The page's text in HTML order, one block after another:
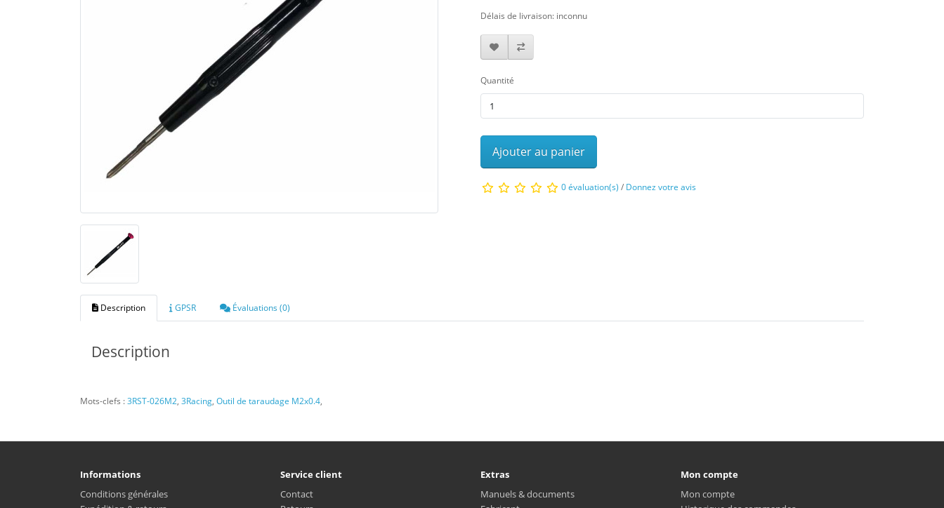
Délais de livraison: inconnu
Quantité
Ajouter au panier
0 évaluation(s) / Donnez votre avis
Description GPSR Évaluations (0)
Description
Mots-clefs :3RST-026M2, 3Racing, Outil de taraudage M2x0.4,
Informations
Conditions générales
Service client
Contact
Extras
Manuels & documents
Mon compte
Mon compte